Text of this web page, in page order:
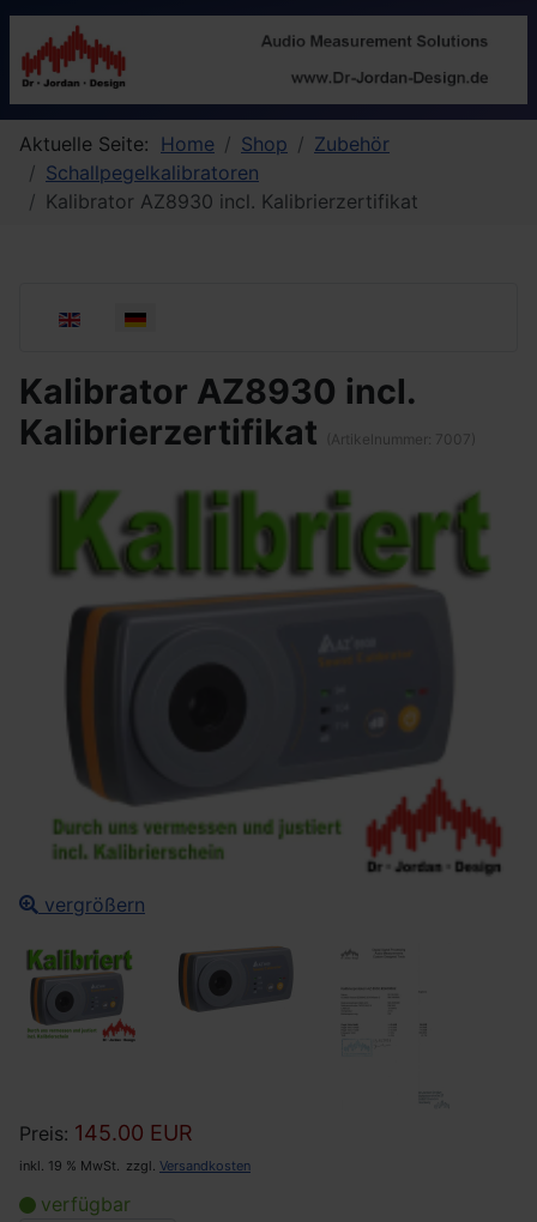
Aktuelle Seite: Home Shop
Zubehör
Schallpegelkalibratoren
Kalibrator AZ8930 incl. Kalibrierzertifikat
Sprache auswählen
Kalibrator AZ8930 incl.
Kalibrierzertifikat
(Artikelnummer: 7007 )
vergrößern
Preis: 145.00 EUR
inkl. 19 % MwSt. zzgl. Versandkosten
verfügbar